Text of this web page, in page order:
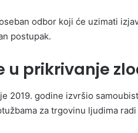
odbor koji će uzimati
postupak.
u prikrivanje
2019. godine izvršio
za trgovinu ljudima